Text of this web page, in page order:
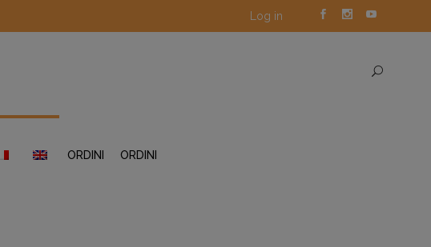
Log in
ORDINI ORDINI